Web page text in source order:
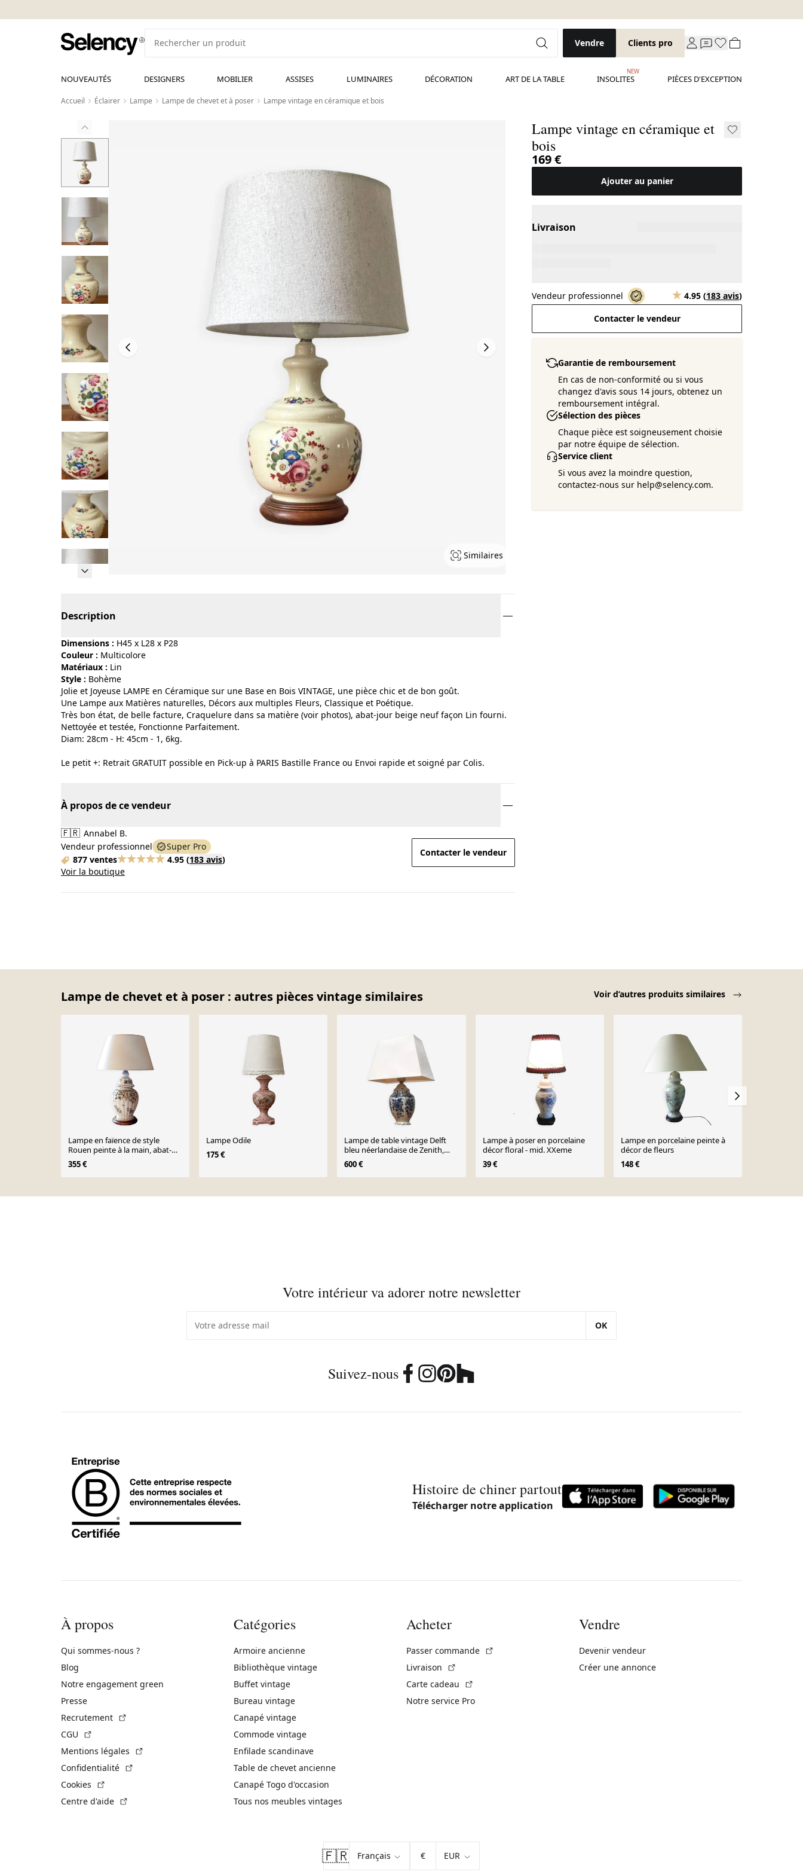
Vendre Clients pro
NOUVEAUTÉS DESIGNERS MOBILIER ASSISES LUMINAIRES DÉCORATION ART DE LA TABLE INSOLITES
NEW
PIÈCES D'EXCEPTION
Accueil Éclairer Lampe Lampe de chevet et à poser Lampe vintage en céramique et bois
Similaires
Lampe vintage en céramique et
bois
169 €
Ajouter au panier
Livraison
Vendeur professionnel 4.95 (183 avis)
Contacter le vendeur
Garantie de remboursement
En cas de non-conformité ou si vous
changez d'avis sous 14 jours, obtenez un
remboursement intégral.
Sélection des pièces
Chaque pièce est soigneusement choisie
par notre équipe de sélection.
Service client
Si vous avez la moindre question,
contactez-nous sur help@selency.com.
Description
Dimensions : H45 x L28 x P28
Couleur :
multicolore
Matériaux :
lin
Style :
bohème
Jolie et Joyeuse LAMPE en Céramique sur une Base en Bois VINTAGE, une pièce chic et de bon goût.
Une Lampe aux Matières naturelles, Décors aux multiples Fleurs, Classique et Poétique.
Très bon état, de belle facture, Craquelure dans sa matière (voir photos), abat-jour beige neuf façon Lin fourni.
Nettoyée et testée, Fonctionne Parfaitement.
Diam: 28cm - H: 45cm - 1, 6kg.
Le petit +: Retrait GRATUIT possible en Pick-up à PARIS Bastille France ou Envoi rapide et soigné par Colis.
À propos de ce vendeur
🇫🇷 Annabel B.
Vendeur professionnel
Super Pro
877 ventes
4.95 (183 avis)
Voir la boutique
Contacter le vendeur
Lampe de chevet et à poser : autres pièces vintage similaires Voir d’autres produits similaires
Lampe en faïence de style
Rouen peinte à la main, abat-
jour neuf d'artisan
355 €
Lampe Odile
175 €
Lampe de table vintage Delft
bleu néerlandaise de Zenith,
Gouda
600 €
Lampe à poser en porcelaine
décor floral - mid. XXeme
39 €
Lampe en porcelaine peinte à
décor de fleurs
148 €
Votre intérieur va adorer notre newsletter
OK
Suivez-nous
Histoire de chiner partout
Télécharger notre application
À propos
Qui sommes-nous ?
Blog
Notre engagement green
Presse
Recrutement
CGU
Mentions légales
Confidentialité
Cookies
Centre d'aide
Catégories
Armoire ancienne
Bibliothèque vintage
Buffet vintage
Bureau vintage
Canapé vintage
Commode vintage
Enfilade scandinave
Table de chevet ancienne
Canapé Togo d'occasion
Tous nos meubles vintages
Acheter
Passer commande
Livraison
Carte cadeau
Notre service Pro
Vendre
Devenir vendeur
Créer une annonce
🇫🇷 €